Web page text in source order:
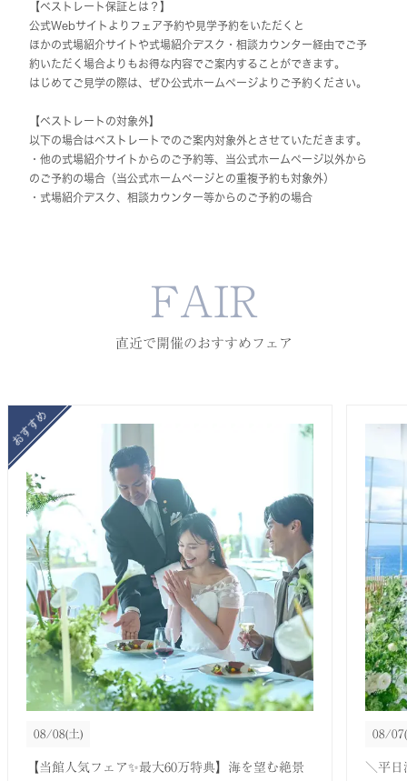
【ベストレート保証とは？】
公式Webサイトよりフェア予約や見学予約をいただくと
ほかの式場紹介サイトや式場紹介デスク・相談カウンター経由でご予
約いただく場合よりもお得な内容でご案内することができます。
はじめてご見学の際は、ぜひ公式ホームページよりご予約ください。
【ベストレートの対象外】
以下の場合はベストレートでのご案内対象外とさせていただきます。
・他の式場紹介サイトからのご予約等、当公式ホームページ以外から
のご予約の場合（当公式ホームページとの重複予約も対象外）
・式場紹介デスク、相談カウンター等からのご予約の場合
FAIR
直近で開催のおすすめフェア
08/08(土)
【当館人気フェア✨最大60万特典】海を望む絶景
08/07
＼平